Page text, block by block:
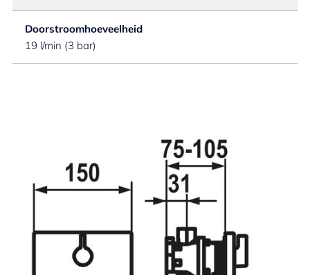
Doorstroomhoeveelheid
19 l/min (3 bar)